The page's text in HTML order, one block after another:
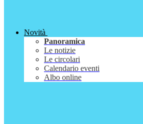
Novità
Panoramica
Le notizie
Le circolari
Calendario eventi
Albo online